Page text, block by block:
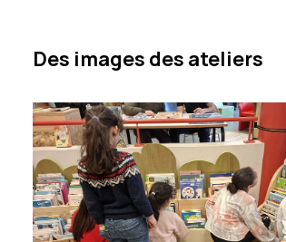
Des images des ateliers